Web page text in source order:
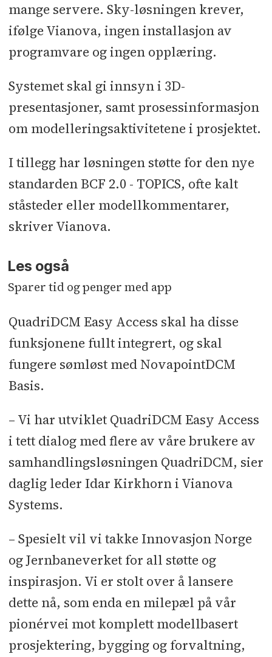
mange servere. Sky-løsningen krever,
ifølge Vianova, ingen installasjon av
programvare og ingen opplæring.
Systemet skal gi innsyn i 3D-
presentasjoner, samt prosessinformasjon
om modelleringsaktivitetene i prosjektet.
I tillegg har løsningen støtte for den nye
standarden BCF 2.0 - TOPICS, ofte kalt
ståsteder eller modellkommentarer,
skriver Vianova.
Les også
Sparer tid og penger med app
QuadriDCM Easy Access skal ha disse
funksjonene fullt integrert, og skal
fungere sømløst med NovapointDCM
Basis.
– Vi har utviklet QuadriDCM Easy Access
i tett dialog med flere av våre brukere av
samhandlingsløsningen QuadriDCM, sier
daglig leder Idar Kirkhorn i Vianova
Systems.
– Spesielt vil vi takke Innovasjon Norge
og Jernbaneverket for all støtte og
inspirasjon. Vi er stolt over å lansere
dette nå, som enda en milepæl på vår
pionérvei mot komplett modellbasert
prosjektering, bygging og forvaltning,